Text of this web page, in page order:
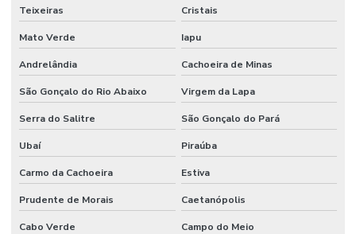
Teixeiras Cristais
Mato Verde Iapu
Andrelândia Cachoeira de Minas
São Gonçalo do Rio Abaixo Virgem da Lapa
Serra do Salitre São Gonçalo do Pará
Ubaí Piraúba
Carmo da Cachoeira Estiva
Prudente de Morais Caetanópolis
Cabo Verde Campo do Meio